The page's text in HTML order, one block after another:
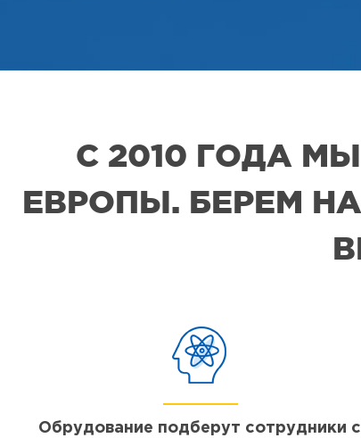
С 2010 ГОДА
ЕВРОПЫ. БЕРЕМ
Обрудование подберут сотрудники с